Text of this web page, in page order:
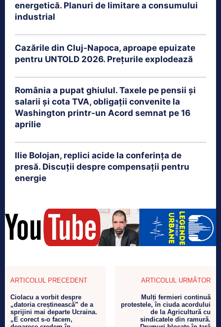
energetică. Planuri de limitare a consumului
industrial
Cazările din Cluj-Napoca, aproape epuizate
pentru UNTOLD 2026. Prețurile explodează
România a pupat ghiulul. Taxele pe pensii și
salarii și cota TVA, obligații convenite la
Washington printr-un Acord semnat pe 16
aprilie
Ilie Bolojan, replici acide la conferința de
presă. Discuții despre compensații pentru
energie
ARTICOLUL PRECEDENT
Ciolacu a vorbit despre
„datoria creștinească” de a
sprijini mai departe Ucraina.
„E corect s-o facem,
ARTICOLUL URMĂTOR
Mulți fermieri continuă
protestele, în ciuda acordului
de la Agricultură cu
sindicatele din ramură.